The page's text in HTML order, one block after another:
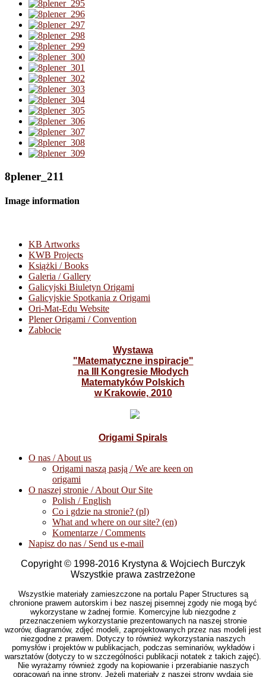
8plener_211
Image information
KB Artworks
KWB Projects
Książki / Books
Galeria / Gallery
Galicyjski Biuletyn Origami
Galicyjskie Spotkania z Origami
Ori-Mat-Edu Website
Plener Origami / Convention
Zabłocie
Wystawa
"Matematyczne inspiracje"
na III Kongresie Młodych
Matematyków Polskich
w Krakowie, 2010
Origami Spirals
O nas / About us
Origami naszą pasją / We are keen on
origami
O naszej stronie / About Our Site
Polish / English
Co i gdzie na stronie? (pl)
What and where on our site? (en)
Komentarze / Comments
Napisz do nas / Send us e-mail
Copyright © 1998-2016 Krystyna & Wojciech Burczyk
Wszystkie prawa zastrzeżone
Wszystkie materiały zamieszczone na portalu Paper Structures są
chronione prawem autorskim i bez naszej pisemnej zgody nie mogą być
wykorzystane w żadnej formie. Komercyjne lub niezgodne z
przeznaczeniem wykorzystanie prezentowanych na naszej stronie
wzorów, diagramów, zdjęć modeli, zaprojektowanych przez nas modeli jest
niezgodne z prawem. Dotyczy to również wykorzystania naszych
pomysłów i projektów w publikacjach, podczas seminariów, wykładów i
warsztatów (dotyczy to w szczególności publikacji notatek z takich zajęć).
Nie wyrażamy również zgody na kopiowanie i przerabianie naszych
opracowań na inne strony. Jeżeli materiały z naszej strony wydają się